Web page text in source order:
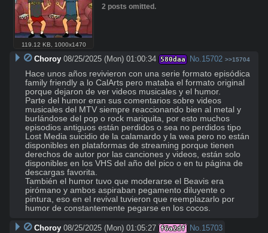
119.12 KB, 1000x1470
2 posts omitted.
Choroy 08/25/2025 (Mon) 01:00:34 580daa No. 15702 >>15704
Hace unos años revivieron con una serie formato episódica
family friendly a lo CalArts pero mataba el formato original
porque dejaron de ver videos musicales y el humor.
Parte del humor eran sus comentarios sobre videos
musicales del MTV siempre reaccionando bien al metal y
burlándose del pop o rock mariquita, por esto muchos
episodios antiguos están perdidos o sea no perdidos tipo
Lost Media suicidio de la calamardo y la wea pero no están
disponibles en plataformas de streaming porque tienen
derechos de autor por las canciones y videos, están solo
disponibles en los VHS del año del pico o en tu página de
descargas favorita.
También el humor tuvo que moderarse el Beavis era
pirómano y ambos aspiraban pegamento diluyente o
pintura, eso en el revival tuvieron que reemplazarlo por
humor de constantemente pegarse en los cocos.
Choroy 08/25/2025 (Mon) 01:05:27 f6a2df No. 15703